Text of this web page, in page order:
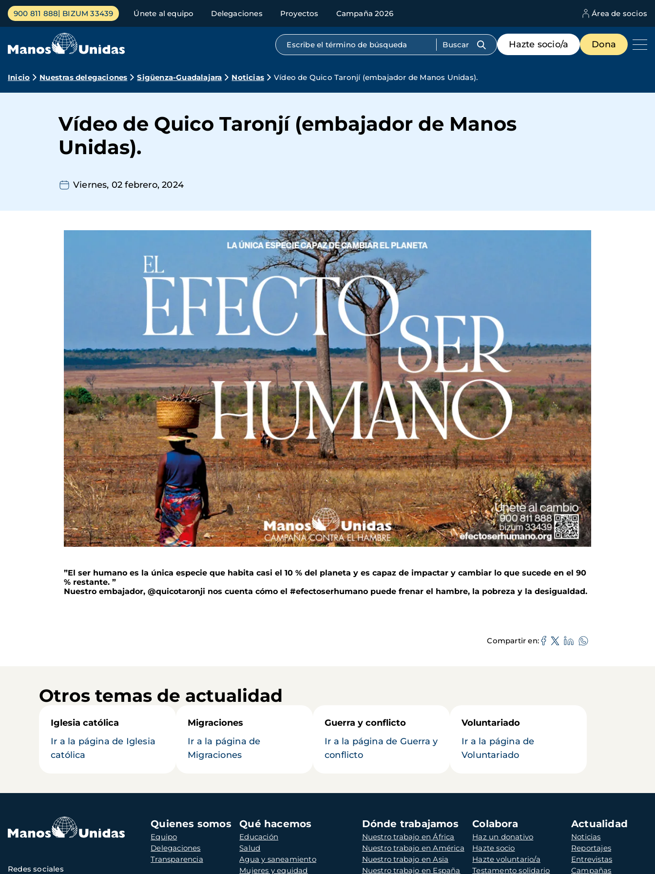
Pasar
contenido
Menú
principal
900 811 888 BIZUM 33439 Únete al equipo Delegaciones Proyectos Campaña 2026 Área de socios
Búsqueda por texto completo
Menú
de
destacados
Hazte socio/a Dona
Ruta
navegación
Inicio Nuestras delegaciones Sigüenza-Guadalajara Noticias Vídeo de Quico Taronjí (embajador de Manos Unidas).
Vídeo de Quico Taronjí (embajador de Manos
Unidas).
Viernes, 02 febrero, 2024
”El ser humano es la única especie que habita casi el 10 % del planeta y es capaz de impactar y cambiar lo que sucede en el 90
% restante. ”
Nuestro embajador, @quicotaronji nos cuenta cómo el #efectoserhumano puede frenar el hambre, la pobreza y la desigualdad.
Compartir en
Otros temas de actualidad
Iglesia católica
Ir a la página de Iglesia
católica
Migraciones
Ir a la página de
Migraciones
Guerra y conflicto
Ir a la página de Guerra y
conflicto
Voluntariado
Ir a la página de
Voluntariado
Navegación
principal
Quienes somos
Equipo
Delegaciones
Transparencia
Qué hacemos
Educación
Salud
Agua y saneamiento
Mujeres y equidad
Dónde trabajamos
Nuestro trabajo en África
Nuestro trabajo en América
Nuestro trabajo en Asia
Nuestro trabajo en España
Colabora
Haz un donativo
Hazte socio
Hazte voluntario/a
Testamento solidario
Actualidad
Noticias
Reportajes
Entrevistas
Campañas
Redes sociales